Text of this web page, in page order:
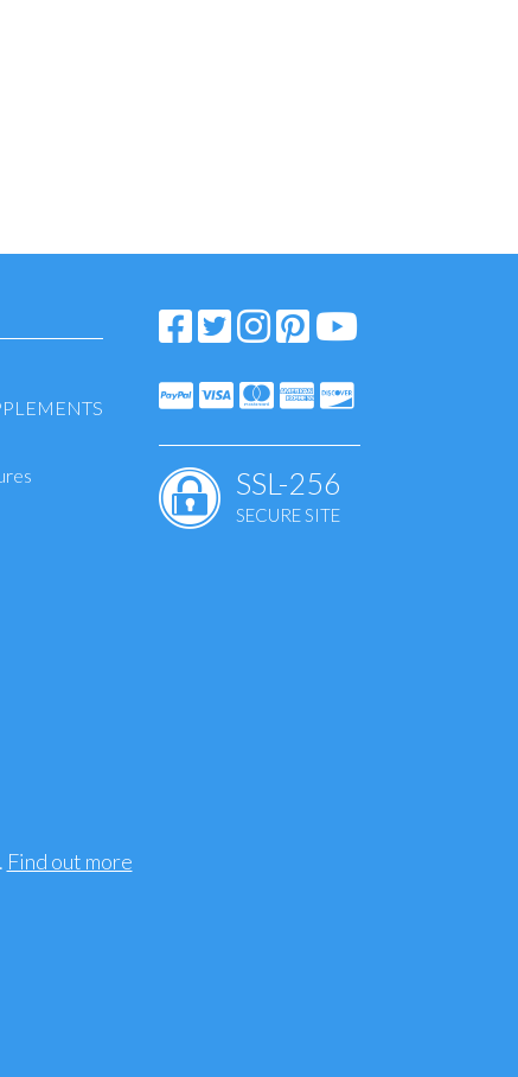
SSL-256
SECURE SITE
Find out more